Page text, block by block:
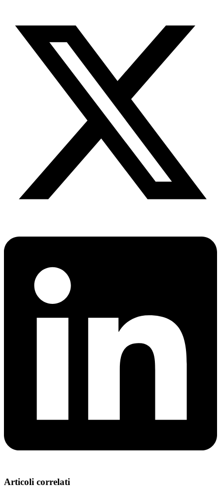
Articoli correlati